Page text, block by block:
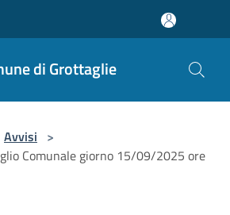
di Grottaglie
Avvisi >
Comunale giorno 15/09/2025 ore